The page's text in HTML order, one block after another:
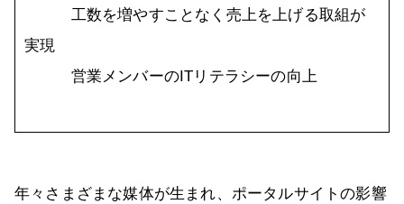
工数を増やすことなく売上を上げる取組が
実現
営業メンバーのITリテラシーの向上
年々さまざまな媒体が生まれ、ポータルサイトの影響